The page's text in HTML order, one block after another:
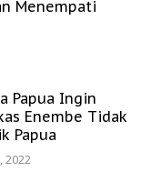
Menempati
Papua Ingin
Enembe Tidak
Papua
2022